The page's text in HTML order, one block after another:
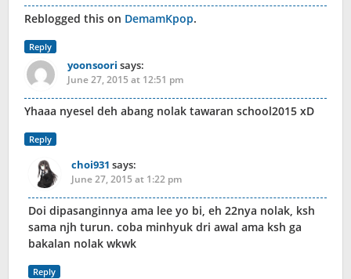
Reblogged this on DemamKpop.
Reply
yoonsoori says:
June 27, 2015 at 12:51 pm
Yhaaa nyesel deh abang nolak tawaran school2015 xD
Reply
choi931 says:
June 27, 2015 at 1:22 pm
Doi dipasanginnya ama lee yo bi, eh 22nya nolak, ksh
sama njh turun. coba minhyuk dri awal ama ksh ga
bakalan nolak wkwk
Reply